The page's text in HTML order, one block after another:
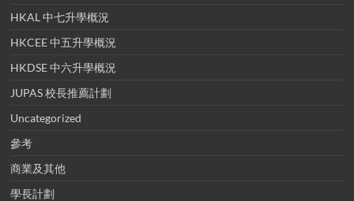
HKAL 中七升學概況
HKCEE 中五升學概況
HKDSE 中六升學概況
JUPAS 校長推薦計劃
Uncategorized
參考
商業及其他
學長計劃